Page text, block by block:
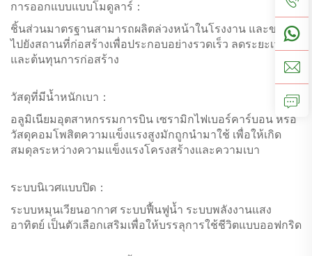
การออกแบบแบบโมดูลาร์：
ชิ้นส่วนมาตรฐานสามารถผลิตล่วงหน้าในโรงงาน และขนส่ง
ไปยังสถานที่ก่อสร้างเพื่อประกอบอย่างรวดเร็ว ลดระยะเวลา
และต้นทุนการก่อสร้าง
วัสดุที่มีน้ำหนักเบา：
อลูมิเนียมอุตสาหกรรมการบิน เซรามิกไฟเบอร์คาร์บอน หรือ
วัสดุคอมโพสิตความแข็งแรงสูงมักถูกนำมาใช้ เพื่อให้เกิด
สมดุลระหว่างความแข็งแรงโครงสร้างและความเบา
ระบบนิเวศแบบปิด：
ระบบหมุนเวียนอากาศ ระบบฟื้นฟูน้ำ ระบบพลังงานแสง
อาทิตย์ เป็นตัวเลือกเสริมเพื่อให้บรรลุการใช้ชีวิตแบบออฟกริด